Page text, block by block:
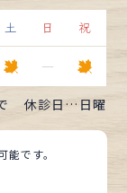
土 日 祝
ー
休診日…日曜
です。